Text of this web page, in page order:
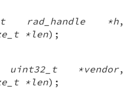
rad_handle *h,
*len);
uint32_t *vendor,
*len);